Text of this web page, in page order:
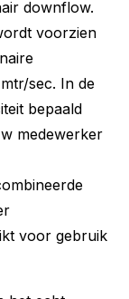
downflow.
voorzien
sec. In de
bepaald
medewerker
voor gebruik